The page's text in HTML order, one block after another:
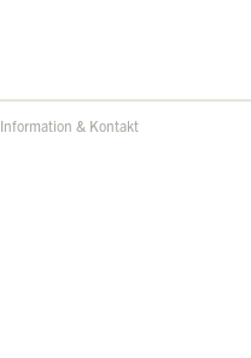
Information & Kontakt